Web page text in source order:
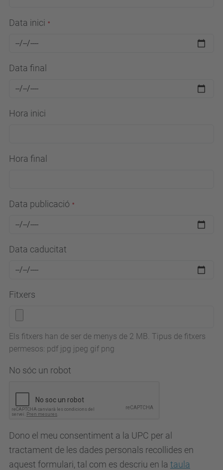
Data inici
Data final
Hora inici
Hora final
Data publicació
Data caducitat
Fitxers
Els fitxers han de ser de menys de 2 MB. Tipus de fitxers
permesos: pdf jpg jpeg gif png
No sóc un robot
Dono el meu consentiment a la UPC per al
tractament de les dades personals recollides en
aquest formulari, tal com es descriu en la taula